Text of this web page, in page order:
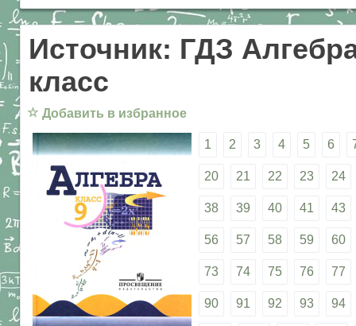
Источник: ГДЗ
класс
☆ Добавить в избранное
1 2 3 4 5 6
20 21 22 23 24
38 39 40 41 43
56 57 58 59 60
73 74 75 76 77
90 91 92 93 94